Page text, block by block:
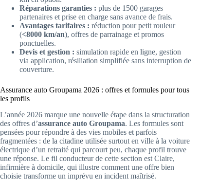
Réparations garanties : plus de 1500 garages
partenaires et prise en charge sans avance de frais.
Avantages tarifaires : réduction pour petit rouleur
(<8000 km/an), offres de parrainage et promos
ponctuelles.
Devis et gestion : simulation rapide en ligne, gestion
via application, résiliation simplifiée sans interruption de
couverture.
Assurance auto Groupama 2026 : offres et formules pour tous
les profils
L’année 2026 marque une nouvelle étape dans la structuration
des offres d’assurance auto Groupama. Les formules sont
pensées pour répondre à des vies mobiles et parfois
fragmentées : de la citadine utilisée surtout en ville à la voiture
électrique d’un retraité qui parcourt peu, chaque profil trouve
une réponse. Le fil conducteur de cette section est Claire,
infirmière à domicile, qui illustre comment une offre bien
choisie transforme un imprévu en incident maîtrisé.